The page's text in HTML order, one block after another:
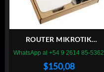
ROUTER MIKROTIK
RBSXTSQ5ND
$150,08
WhatsApp al +54 9 2614 85-5362